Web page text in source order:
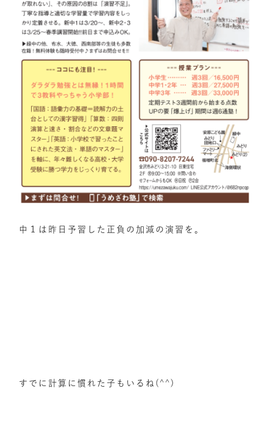
中１は昨日予習した正負の加減の演習を。
すでに計算に慣れた子もいるね(^^)